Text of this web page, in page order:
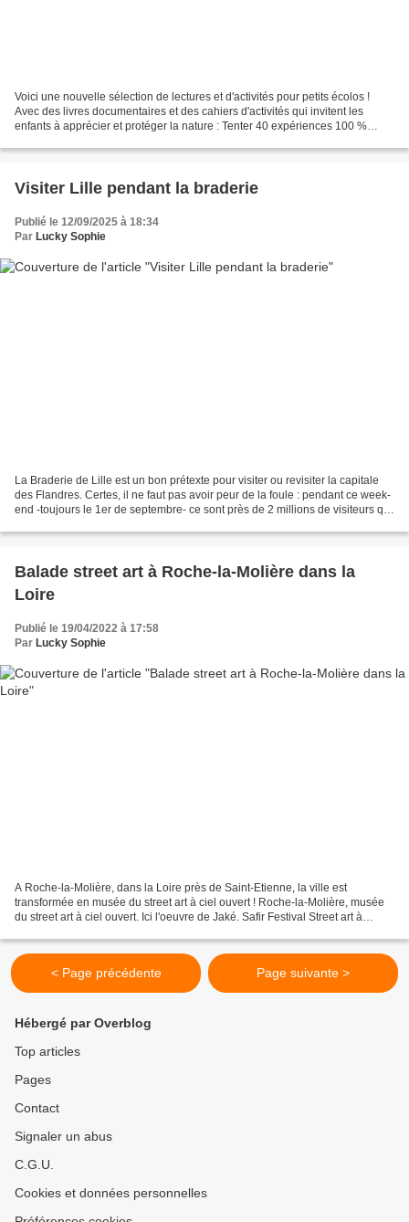
Voici une nouvelle sélection de lectures et d'activités pour petits écolos !
Avec des livres documentaires et des cahiers d'activités qui invitent les
enfants à apprécier et protéger la nature : Tenter 40 expériences 100 %
Visiter Lille pendant la braderie
Publié le 12/09/2025 à 18:34
Par Lucky Sophie
La Braderie de Lille est un bon prétexte pour visiter ou revisiter la capitale
des Flandres. Certes, il ne faut pas avoir peur de la foule : pendant ce week-
end -toujours le 1er de septembre- ce sont près de 2 millions de visiteurs qui
Balade street art à Roche-la-Molière dans la
Loire
Publié le 19/04/2022 à 17:58
Par Lucky Sophie
A Roche-la-Molière, dans la Loire près de Saint-Etienne, la ville est
transformée en musée du street art à ciel ouvert ! Roche-la-Molière, musée
du street art à ciel ouvert. Ici l'oeuvre de Jaké. Safir Festival Street art à
< Page précédente Page suivante >
Hébergé par Overblog
Top articles
Pages
Contact
Signaler un abus
C.G.U.
Cookies et données personnelles